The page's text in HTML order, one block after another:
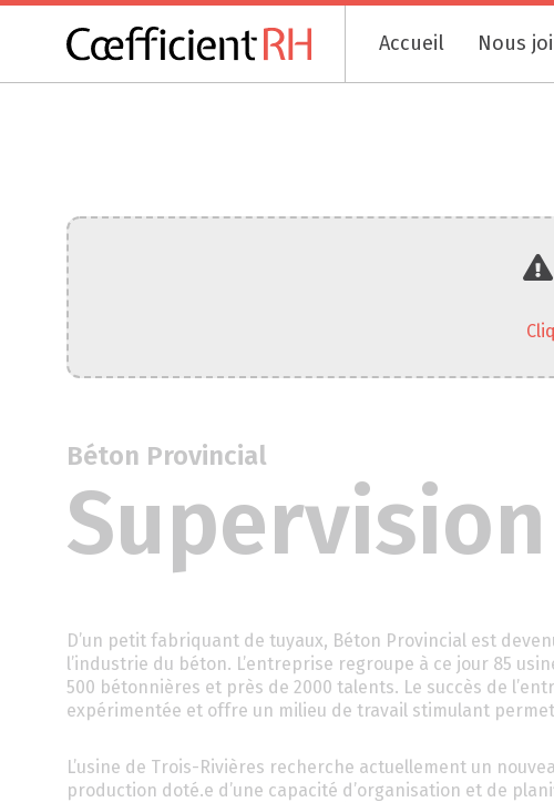
Accueil Nous
Béton Provincial
D’un petit fabriquant de tuyaux, Béton Provincial est
l’industrie du béton. L’entreprise regroupe à ce jour 85
500 bétonnières et près de 2000 talents. Le succès de
expérimentée et offre un milieu de travail stimulant
L’usine de Trois-Rivières recherche actuellement un
production doté.e d’une capacité d’organisation et de